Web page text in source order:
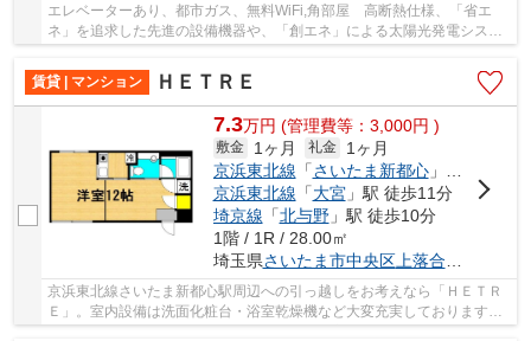
エレベーターあり、都市ガス、無料WiFi,角部屋 高断熱仕様、「省エ
ネ」を追求した先進の設備機器や、「創エネ」による太陽光発電システ
ムを導入することで、暮らしに必要なエネルギー...
賃貸 | マンション
ＨＥＴＲＥ
7.3万円 (管理費等：3,000円 )
敷金 1ヶ月 礼金
1ヶ月
京浜東北線 「さいたま新都心」駅 徒歩8分
京浜東北線 「大宮」駅 徒歩11分
埼京線 「北与野」駅 徒歩10分
1階 / 1R / 28.00㎡
埼玉県さいたま市中央区上落合
京浜東北線さいたま新都心駅周辺への引っ越しをお考えなら「ＨＥＴＲ
Ｅ」。室内設備は洗面化粧台・浴室乾燥機など大変充実しております。
収納はクロゼット・シューズボックスなど豊富...